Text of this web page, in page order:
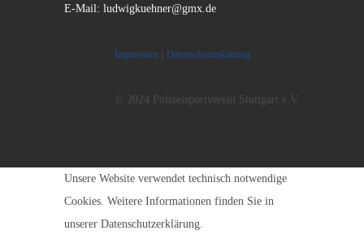
E-Mail: ludwigkuehner@gmx.de
Impressum| Datenschutzerklärung
© 2024 Polizeisportverein Stuttgart e.V.
Unsere Website verwendet technisch notwendige
Cookies. Weitere Informationen finden Sie in
unserer Datenschutzerklärung.